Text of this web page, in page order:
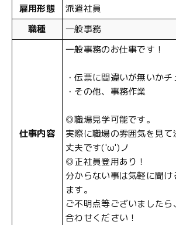
雇用形態
派遣社員
職種
一般事務
仕事内容
一般事務のお仕事です！
・伝票に間違いが無いか
・その他、事務作業
◎職場見学可能です。
実際に職場の雰囲気を見
丈夫です('ω')ノ
◎正社員登用あり！
分からない事は気軽に聞
ます。
ご不明点等ございました
合わせください！